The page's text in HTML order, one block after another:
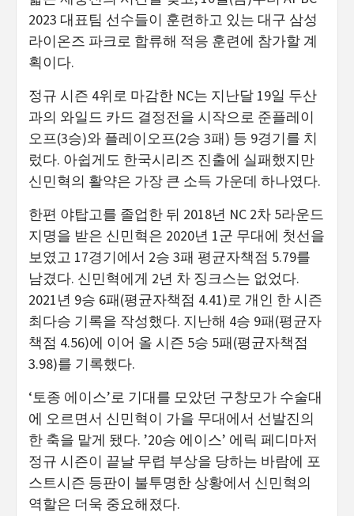
2023 대표팀 선수들이 훈련하고 있는 대구 삼성
라이온즈 파크로 합류해 적응 훈련에 참가할 계
획이다.
정규 시즌 4위로 마감한 NC는 지난달 19일 두산
과의 와일드 카드 결정전을 시작으로 준플레이
오프(3승)와 플레이오프(2승 3패) 등 9경기를 치
렀다. 아쉽게도 한국시리즈 진출에 실패했지만
신민혁의 활약은 가장 큰 소득 가운데 하나였다.
한편 야탑고를 졸업한 뒤 2018년 NC 2차 5라운드
지명을 받은 신민혁은 2020년 1군 무대에 첫선을
보였고 17경기에서 2승 3패 평균자책점 5.79를
남겼다. 신민혁에게 2년 차 징크스는 없었다.
2021년 9승 6패(평균자책점 4.41)로 개인 한 시즌
최다승 기록을 작성했다. 지난해 4승 9패(평균자
책점 4.56)에 이어 올 시즌 5승 5패(평균자책점
3.98)를 기록했다.
‘토종 에이스’로 기대를 모았던 구창모가 수술대
에 오르면서 신민혁이 가을 무대에서 선발진의
한 축을 맡게 됐다. ’20승 에이스’ 에릭 페디마저
정규 시즌이 끝날 무렵 부상을 당하는 바람에 포
스트시즌 등판이 불투명한 상황에서 신민혁의
역할은 더욱 중요해졌다.